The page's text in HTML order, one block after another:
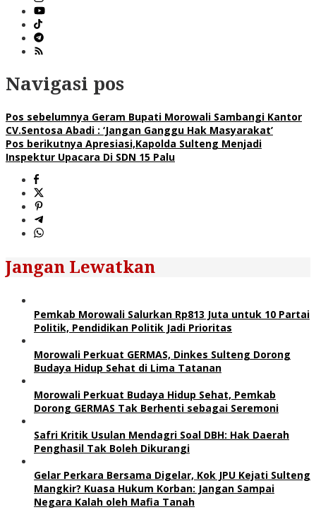
Navigasi pos
Pos sebelumnya Geram Bupati Morowali Sambangi Kantor
CV.Sentosa Abadi : ‘Jangan Ganggu Hak Masyarakat’
Pos berikutnya Apresiasi,Kapolda Sulteng Menjadi
Inspektur Upacara Di SDN 15 Palu
Jangan Lewatkan
Pemkab Morowali Salurkan Rp813 Juta untuk 10 Partai
Politik, Pendidikan Politik Jadi Prioritas
Morowali Perkuat GERMAS, Dinkes Sulteng Dorong
Budaya Hidup Sehat di Lima Tatanan
Morowali Perkuat Budaya Hidup Sehat, Pemkab
Dorong GERMAS Tak Berhenti sebagai Seremoni
Safri Kritik Usulan Mendagri Soal DBH: Hak Daerah
Penghasil Tak Boleh Dikurangi
Gelar Perkara Bersama Digelar, Kok JPU Kejati Sulteng
Mangkir? Kuasa Hukum Korban: Jangan Sampai
Negara Kalah oleh Mafia Tanah